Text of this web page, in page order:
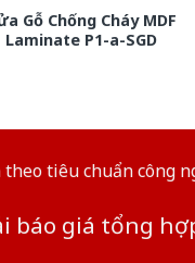
Gỗ Chống Cháy MDF
Laminate P1-a-SGD
tiêu chuẩn công
báo giá tổng